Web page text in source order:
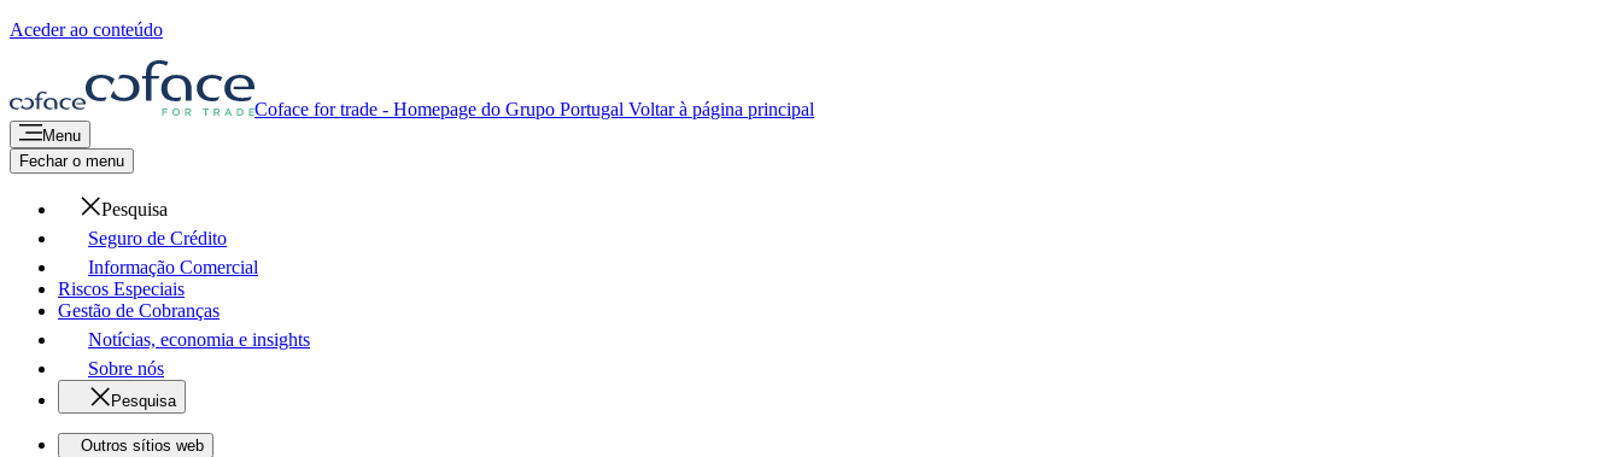
Aceder ao conteúdo
Coface for trade - Homepage do Grupo Portugal Voltar à página principal
Menu
Fechar o menu
Pesquisa
Seguro de Crédito
Informação Comercial
Riscos Especiais
Gestão de Cobranças
Notícias, economia e insights
Sobre nós
Pesquisa
Outros sítios web